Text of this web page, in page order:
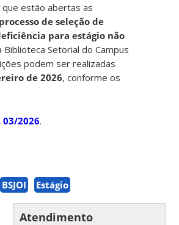
estão abertas as
de seleção de
para estágio não
Biblioteca Setorial do Campus
podem ser realizadas
de 2026, conforme os
2026.
BSJOI Estágio
Atendimento